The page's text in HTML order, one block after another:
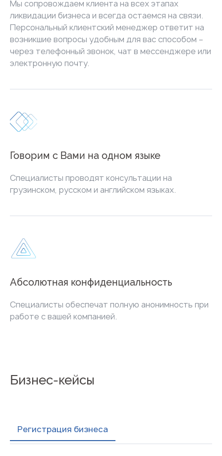
Мы сопровождаем клиента на всех этапах
ликвидации бизнеса и всегда остаемся на связи.
Персональный клиентский менеджер ответит на
возникшие вопросы удобным для вас способом –
через телефонный звонок, чат в мессенджере или
электронную почту.
Говорим с Вами на одном языке
Специалисты проводят консультации на
грузинском, русском и английском языках.
Абсолютная конфиденциальность
Специалисты обеспечат полную анонимность при
работе с вашей компанией.
Бизнес-кейсы
Регистрация бизнеса